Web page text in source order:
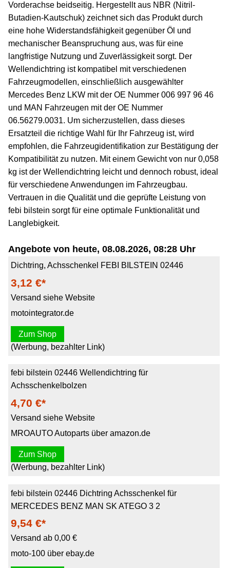
Vorderachse beidseitig. Hergestellt aus NBR (Nitril-
Butadien-Kautschuk) zeichnet sich das Produkt durch
eine hohe Widerstandsfähigkeit gegenüber Öl und
mechanischer Beanspruchung aus, was für eine
langfristige Nutzung und Zuverlässigkeit sorgt. Der
Wellendichtring ist kompatibel mit verschiedenen
Fahrzeugmodellen, einschließlich ausgewählter
Mercedes Benz LKW mit der OE Nummer 006 997 96 46
und MAN Fahrzeugen mit der OE Nummer
06.56279.0031. Um sicherzustellen, dass dieses
Ersatzteil die richtige Wahl für Ihr Fahrzeug ist, wird
empfohlen, die Fahrzeugidentifikation zur Bestätigung der
Kompatibilität zu nutzen. Mit einem Gewicht von nur 0,058
kg ist der Wellendichtring leicht und dennoch robust, ideal
für verschiedene Anwendungen im Fahrzeugbau.
Vertrauen in die Qualität und die geprüfte Leistung von
febi bilstein sorgt für eine optimale Funktionalität und
Langlebigkeit.
Angebote von heute, 08.08.2026, 08:28 Uhr
Dichtring, Achsschenkel FEBI BILSTEIN 02446
3,12 €*
Versand siehe Website
motointegrator.de
Zum Shop
(Werbung, bezahlter Link)
febi bilstein 02446 Wellendichtring für
Achsschenkelbolzen
4,70 €*
Versand siehe Website
MROAUTO Autoparts über amazon.de
Zum Shop
(Werbung, bezahlter Link)
febi bilstein 02446 Dichtring Achsschenkel für
MERCEDES BENZ MAN SK ATEGO 3 2
9,54 €*
Versand ab 0,00 €
moto-100 über ebay.de